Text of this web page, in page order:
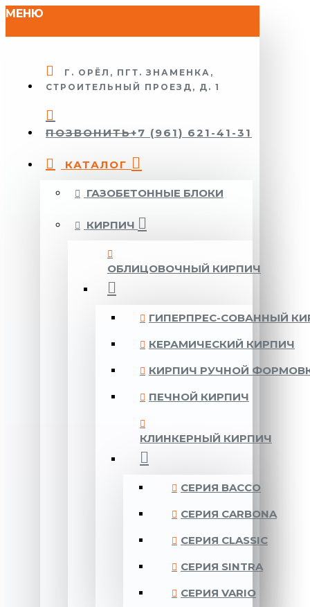
МЕНЮ
Г. ОРЁЛ, ПГТ. ЗНАМЕНКА,
СТРОИТЕЛЬНЫЙ ПРОЕЗД, Д. 1
ПОЗВОНИТЬ+7 (961) 621-41-31
КАТАЛОГ
ГАЗОБЕТОННЫЕ БЛОКИ
КИРПИЧ
ОБЛИЦОВОЧНЫЙ КИРПИЧ
ГИПЕРПРЕС-СОВАННЫЙ
КЕРАМИЧЕСКИЙ КИРПИЧ
КИРПИЧ РУЧНОЙ
ПЕЧНОЙ КИРПИЧ
КЛИНКЕРНЫЙ КИРПИЧ
CЕРИЯ BACCO
CЕРИЯ CARBONA
CЕРИЯ CLASSIC
CЕРИЯ SINTRA
CЕРИЯ VARIO